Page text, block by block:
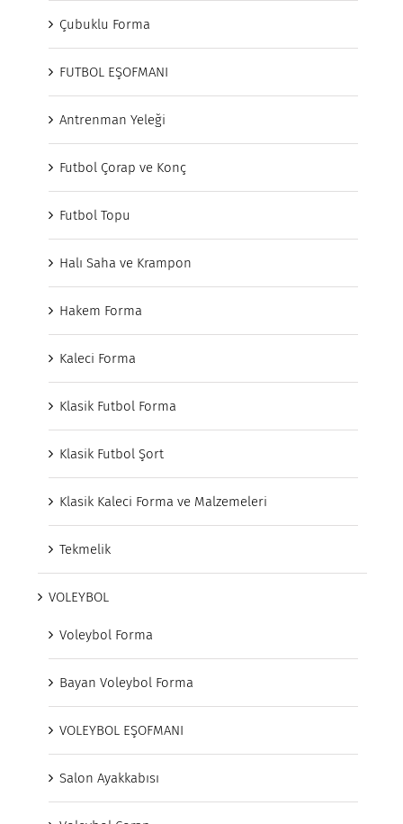
Çubuklu Forma
FUTBOL EŞOFMANI
Antrenman Yeleği
Futbol Çorap ve Konç
Futbol Topu
Halı Saha ve Krampon
Hakem Forma
Kaleci Forma
Klasik Futbol Forma
Klasik Futbol Şort
Klasik Kaleci Forma ve Malzemeleri
Tekmelik
VOLEYBOL
Voleybol Forma
Bayan Voleybol Forma
VOLEYBOL EŞOFMANI
Salon Ayakkabısı